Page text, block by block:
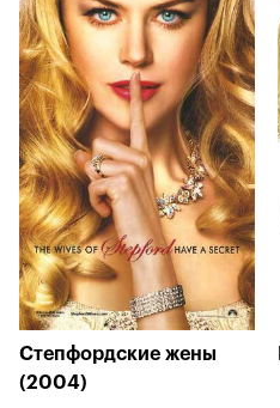
Степфордские жены
(2004)